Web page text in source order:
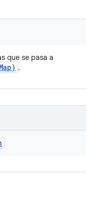
que se pasa a
Map) .